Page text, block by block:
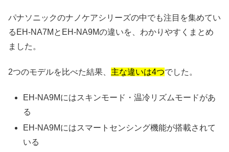
パナソニックのナノケアシリーズの中でも注目を集めてい
るEH-NA7MとEH-NA9Mの違いを、わかりやすくまとめ
ました。
2つのモデルを比べた結果、 主な違いは4つでした。
EH-NA9Mにはスキンモード・温冷リズムモードがあ
る
EH-NA9Mにはスマートセンシング機能が搭載されて
いる